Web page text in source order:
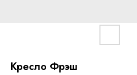
Кресло Фрэш